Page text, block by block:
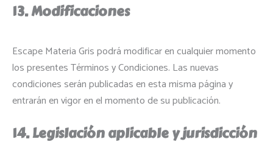
13. Modificaciones
Escape Materia Gris podrá modificar en cualquier momento
los presentes Términos y Condiciones. Las nuevas
condiciones serán publicadas en esta misma página y
entrarán en vigor en el momento de su publicación.
14. Legislación aplicable y jurisdicción